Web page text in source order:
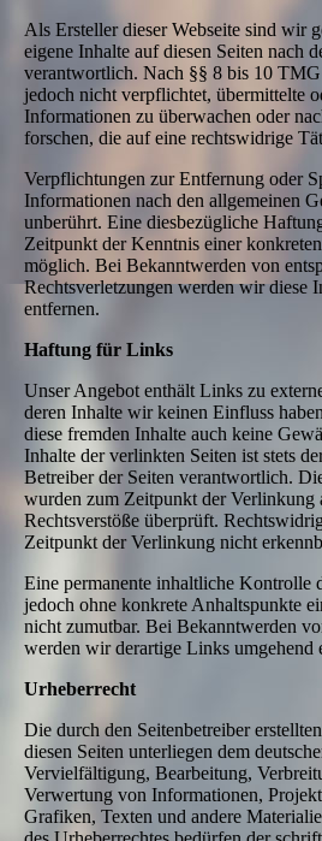
Als Ersteller dieser Webseite sind wir
eigene Inhalte auf diesen Seiten nach
verantwortlich. Nach §§ 8 bis 10
jedoch nicht verpflichtet, übermittelte
Informationen zu überwachen oder
forschen, die auf eine rechtswidrige
Verpflichtungen zur Entfernung oder
Informationen nach den allgemeinen
unberührt. Eine diesbezügliche
Zeitpunkt der Kenntnis einer
möglich. Bei Bekanntwerden von
Rechtsverletzungen werden wir diese
entfernen.
Haftung für Links
Unser Angebot enthält Links zu
deren Inhalte wir keinen Einfluss
diese fremden Inhalte auch keine
Inhalte der verlinkten Seiten ist stets
Betreiber der Seiten verantwortlich.
wurden zum Zeitpunkt der Verlinkung
Rechtsverstöße überprüft.
Zeitpunkt der Verlinkung nicht
Eine permanente inhaltliche Kontrolle
jedoch ohne konkrete Anhaltspunkte
nicht zumutbar. Bei Bekanntwerden
werden wir derartige Links umgehend
Urheberrecht
Die durch den Seitenbetreiber
diesen Seiten unterliegen dem
Vervielfältigung, Bearbeitung,
Verwertung von Informationen,
Grafiken, Texten und andere